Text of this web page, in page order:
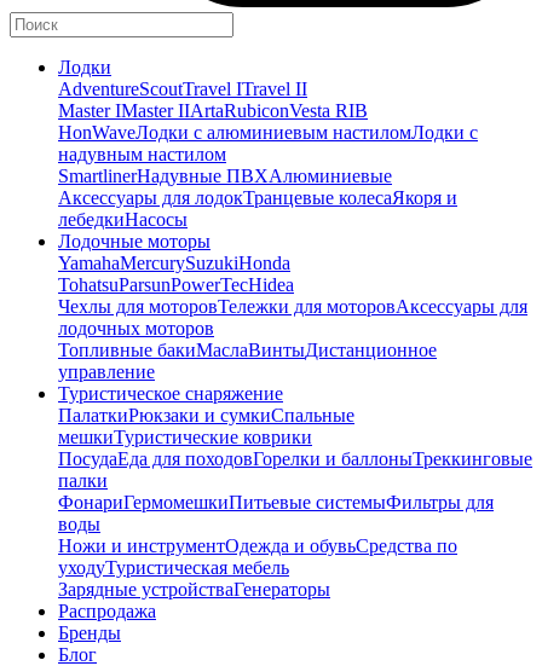
Лодки
AdventureScoutTravel ITravel II
Master IMaster IIArtaRubiconVesta RIB
HonWaveЛодки с алюминиевым настиломЛодки с
надувным настилом
SmartlinerНадувные ПВХАлюминиевые
Аксессуары для лодокТранцевые колесаЯкоря и
лебедкиНасосы
Лодочные моторы
YamahaMercurySuzukiHonda
TohatsuParsunPowerTecHidea
Чехлы для моторовТележки для моторовАксессуары для
лодочных моторов
Топливные бакиМаслаВинтыДистанционное
управление
Туристическое снаряжение
ПалаткиРюкзаки и сумкиСпальные
мешкиТуристические коврики
ПосудаЕда для походовГорелки и баллоныТреккинговые
палки
ФонариГермомешкиПитьевые системыФильтры для
воды
Ножи и инструментОдежда и обувьСредства по
уходуТуристическая мебель
Зарядные устройстваГенераторы
Распродажа
Бренды
Блог